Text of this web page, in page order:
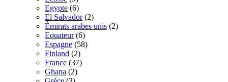
Egypte (6)
El Salvador (2)
Émirats arabes unis (2)
Equateur (6)
Espagne (58)
Finland (2)
France (37)
Ghana (2)